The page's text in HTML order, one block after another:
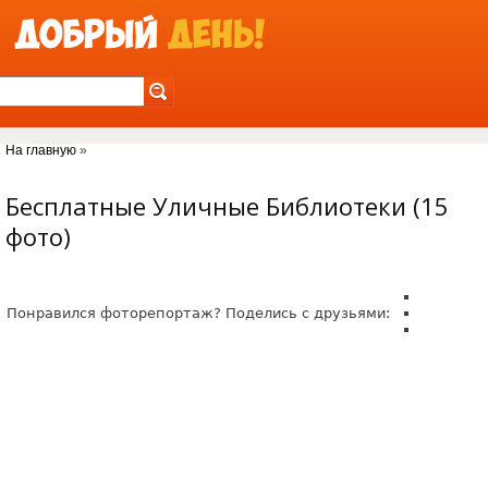
На главную »
Бесплатные Уличные Библиотеки (15
фото)
Понравился фоторепортаж? Поделись с друзьями: